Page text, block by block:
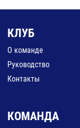
КЛУБ
О команде
Руководство
Контакты
КОМАНДА